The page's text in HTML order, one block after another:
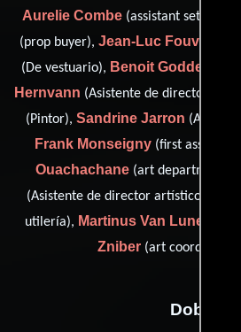
Aurelie Combe (assistant set
(prop buyer), Jean-Luc Fouvet
(De vestuario), Benoit Godde
Hernvann (Asistente de director
(Pintor), Sandrine Jarron
Frank Monseigny(first assistant
Ouachachane(art department),
(Asistente de director artístico),
utilería), Martinus Van Lunen
Zniber (art coordinator:
Dobles